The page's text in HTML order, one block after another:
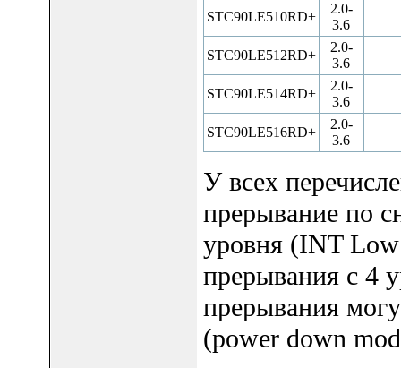
STC90LE510RD+
2.0-
3.6
STC90LE512RD+
2.0-
3.6
STC90LE514RD+
2.0-
3.6
STC90LE516RD+
2.0-
3.6
У всех
прерывание по
уровня (INT
прерывания с 4
прерывания
(power down